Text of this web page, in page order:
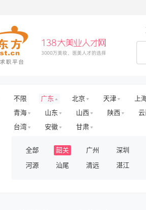
不限 广东 北京 天津
上
青海
山东 山西 陕西
台湾
安徽 甘肃
全部 韶关 广州
深圳
河源
汕尾 清远 湛江